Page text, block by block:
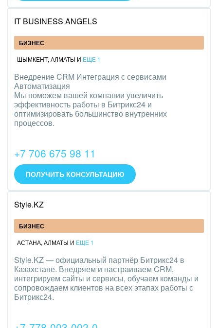
IT BUSINESS ANGELS
БИЗНЕС
ШЫМКЕНТ, АЛМАТЫ И ЕЩЕ 1
Внедрение CRM Интеграция с сервисами
Автоматизация
Мы поможем вашей компании увеличить
эффективность работы в Битрикс24 и
оптимизировать большинство внутренних
процессов.
+7 706 675 98 11
ПОЛУЧИТЬ КОНСУЛЬТАЦИЮ
Style.KZ
БИЗНЕС
АСТАНА, АЛМАТЫ И ЕЩЕ 1
Style.KZ — официальный партнёр Битрикс24 в
Казахстане. Внедряем и настраиваем CRM,
интегрируем сайты и сервисы, обучаем команды и
сопровождаем клиентов на всех этапах работы с
Битрикс24.